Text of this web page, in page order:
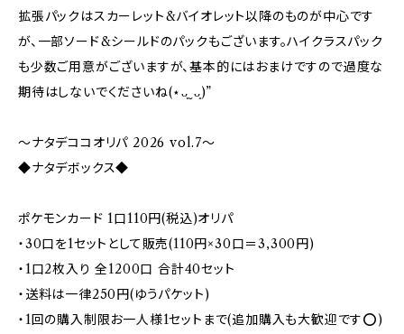
拡張パックはスカーレット&バイオレット以降のものが中心です
が、一部ソード&シールドのパックもございます。ハイクラスパック
も少数ご用意がございますが、基本的にはおまけですので過度な
期待はしないでくださいね(⋆ᴗ͈ˬᴗ͈)”
〜ナタデココオリパ 2026 vol.7〜
◆ナタデボックス◆
ポケモンカード 1口110円(税込)オリパ
・30口を1セットとして販売(110円×30口＝3,300円)
・1口2枚入り 全1200口 合計40セット
・送料は一律250円(ゆうパケット)
・1回の購入制限お一人様1セットまで(追加購入も大歓迎です⭕️)